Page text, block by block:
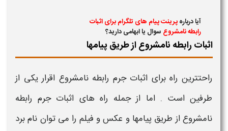
آیا دربارهپرینت پیام های تلگرام برای اثبات
رابطه نامشروع سوال یا ابهامی دارید؟
اثبات رابطه نامشروع از طریق پیامها
راحتترین راه برای اثبات جرم رابطه نامشروع اقرار یکی از
طرفین است . اما از جمله راه های اثبات جرم رابطه
نامشروع از طریق پیامها و عکس و فیلم را می توان نام برد